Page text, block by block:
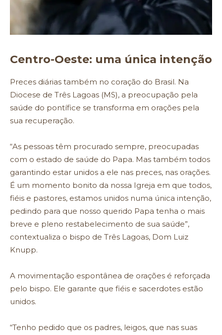
Centro-Oeste: uma única intenção
Preces diárias também no coração do Brasil. Na
Diocese de Três Lagoas (MS), a preocupação pela
saúde do pontífice se transforma em orações pela
sua recuperação.
“As pessoas têm procurado sempre, preocupadas
com o estado de saúde do Papa. Mas também todos
garantindo estar unidos a ele nas preces, nas orações.
É um momento bonito da nossa Igreja em que todos,
fiéis e pastores, estamos unidos numa única intenção,
pedindo para que nosso querido Papa tenha o mais
breve e pleno restabelecimento de sua saúde”,
contextualiza o bispo de Três Lagoas, Dom Luiz
Knupp.
A movimentação espontânea de orações é reforçada
pelo bispo. Ele garante que fiéis e sacerdotes estão
unidos.
“Tenho pedido que os padres, leigos, que nas suas